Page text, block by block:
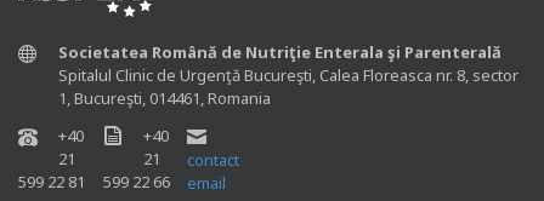
Societatea Română de Nutriţie Enterala şi Parenterală
Spitalul Clinic de Urgenţă Bucureşti, Calea Floreasca nr. 8, sector
1, Bucureşti, 014461, Romania
+40
21
599 22 81
+40
21
599 22 66
contact
email